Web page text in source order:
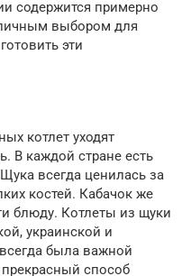
содержится примерно
выбором для
эти
котлет уходят
В каждой стране есть
всегда ценилась за
костей. Кабачок же
блюду. Котлеты из щуки
украинской и
была важной
способ